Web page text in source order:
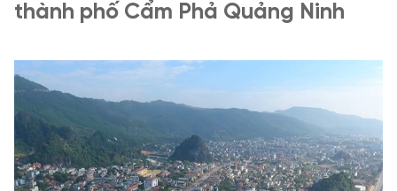
thành phố Cẩm Phả Quảng Ninh